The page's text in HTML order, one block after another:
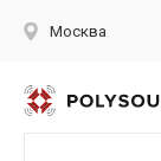
Москва